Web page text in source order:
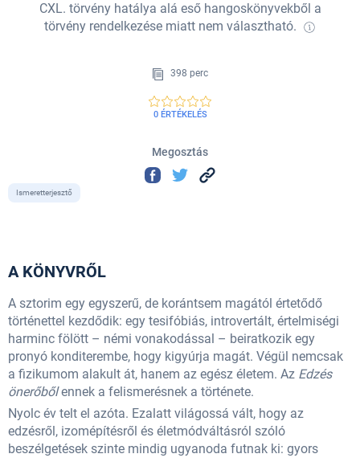
CXL. törvény hatálya alá eső hangoskönyvekből a
törvény rendelkezése miatt nem választható.
398 perc
0 ÉRTÉKELÉS
Megosztás
Ismeretterjesztő
A KÖNYVRŐL
A sztorim egy egyszerű, de korántsem magától értetődő
történettel kezdődik: egy tesifóbiás, introvertált, értelmiségi
harminc fölött – némi vonakodással – beiratkozik egy
pronyó konditerembe, hogy kigyúrja magát. Végül nemcsak
a fizikumom alakult át, hanem az egész életem. Az Edzés
önerőbőlennek a felismerésnek a története.
Nyolc év telt el azóta. Ezalatt világossá vált, hogy az
edzésről, izomépítésről és életmódváltásról szóló
beszélgetések szinte mindig ugyanoda futnak ki: gyors